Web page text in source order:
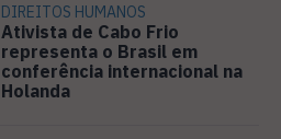
DIREITOS HUMANOS
Ativista de Cabo Frio
representa o Brasil em
conferência internacional na
Holanda